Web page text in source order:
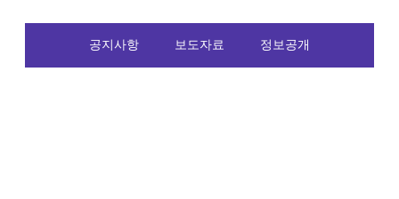
공지사항 보도자료 정보공개